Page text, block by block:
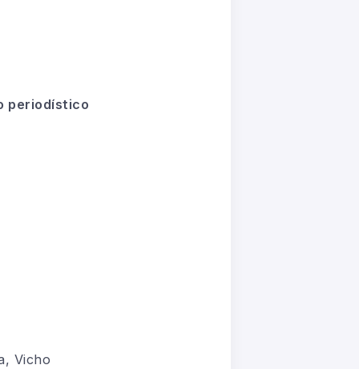
periodístico
Vicho